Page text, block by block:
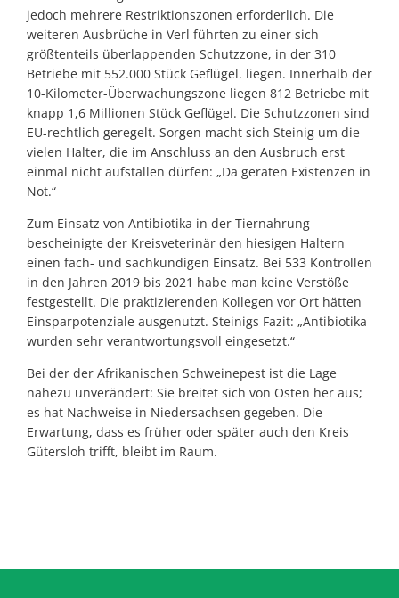
jedoch mehrere Restriktionszonen erforderlich. Die
weiteren Ausbrüche in Verl führten zu einer sich
größtenteils überlappenden Schutzzone, in der 310
Betriebe mit 552.000 Stück Geflügel. liegen. Innerhalb der
10-Kilometer-Überwachungszone liegen 812 Betriebe mit
knapp 1,6 Millionen Stück Geflügel. Die Schutzzonen sind
EU-rechtlich geregelt. Sorgen macht sich Steinig um die
vielen Halter, die im Anschluss an den Ausbruch erst
einmal nicht aufstallen dürfen: „Da geraten Existenzen in
Not.“
Zum Einsatz von Antibiotika in der Tiernahrung
bescheinigte der Kreisveterinär den hiesigen Haltern
einen fach- und sachkundigen Einsatz. Bei 533 Kontrollen
in den Jahren 2019 bis 2021 habe man keine Verstöße
festgestellt. Die praktizierenden Kollegen vor Ort hätten
Einsparpotenziale ausgenutzt. Steinigs Fazit: „Antibiotika
wurden sehr verantwortungsvoll eingesetzt.“
Bei der der Afrikanischen Schweinepest ist die Lage
nahezu unverändert: Sie breitet sich von Osten her aus;
es hat Nachweise in Niedersachsen gegeben. Die
Erwartung, dass es früher oder später auch den Kreis
Gütersloh trifft, bleibt im Raum.